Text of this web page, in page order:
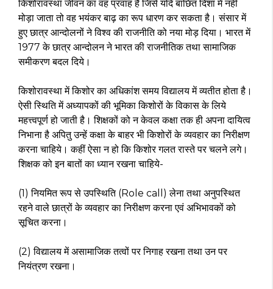
किशोरावस्था जीवन का वह प्रवाह है जिसे यदि बांछित दिशा में नहीं
मोड़ा जाता तो वह भयंकर बाढ़ का रूप धारण कर सकता है। संसार में
हुए छात्र आन्दोलनों ने विश्व की राजनीति को नया मोड़ दिया। भारत में
1977 के छात्र आन्दोलन ने भारत की राजनीतिक तथा सामाजिक
समीकरण बदल दिये।
किशोरावस्था में किशोर का अधिकांश समय विद्यालय में व्यतीत होता है।
ऐसी स्थिति में अध्यापकों की भूमिका किशोरों के विकास के लिये
महत्त्वपूर्ण हो जाती है। शिक्षकों को न केवल कक्षा तक ही अपना दायित्व
निभाना है अपितु उन्हें कक्षा के बाहर भी किशोरों के व्यवहार का निरीक्षण
करना चाहिये। कहीं ऐसा न हो कि किशोर गलत रास्ते पर चलने लगे।
शिक्षक को इन बातों का ध्यान रखना चाहिये-
(1) नियमित रूप से उपस्थिति (Role call) लेना तथा अनुपस्थित
रहने वाले छात्रों के व्यवहार का निरीक्षण करना एवं अभिभावकों को
सूचित करना।
(2) विद्यालय में असामाजिक तत्वों पर निगाह रखना तथा उन पर
नियंत्रण रखना।